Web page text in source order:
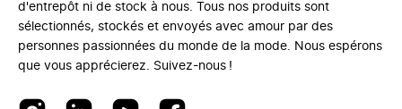
d'entrepôt ni de stock à nous. Tous nos produits sont
sélectionnés, stockés et envoyés avec amour par des
personnes passionnées du monde de la mode. Nous espérons
que vous apprécierez. Suivez-nous !